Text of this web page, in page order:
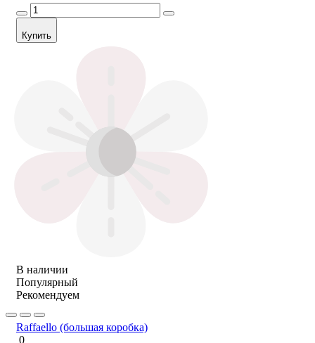
Купить
В наличии
Популярный
Рекомендуем
Raffaello (большая коробка)
0